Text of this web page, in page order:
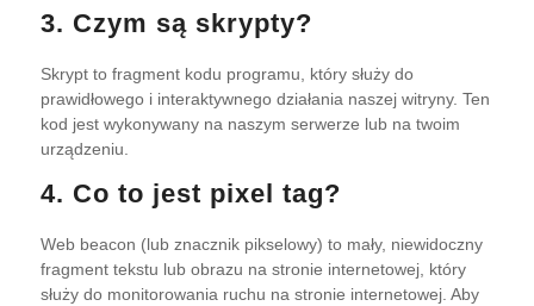
3. Czym są skrypty?
Skrypt to fragment kodu programu, który służy do
prawidłowego i interaktywnego działania naszej witryny. Ten
kod jest wykonywany na naszym serwerze lub na twoim
urządzeniu.
4. Co to jest pixel tag?
Web beacon (lub znacznik pikselowy) to mały, niewidoczny
fragment tekstu lub obrazu na stronie internetowej, który
służy do monitorowania ruchu na stronie internetowej. Aby